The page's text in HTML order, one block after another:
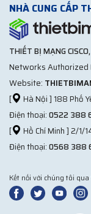
trong thiết kế với
tốc độ 40GbE SFP
trong nền tảng một
Juniper EX4600
nối với các thiết bị
máy chủ và các
EX4600Series
định và 4 cổng
để hỗ trợ 1GbE hỗn
NHÀ CUNG CẤP
THIẾT BỊ MẠNG
Networks Authorized
Website:
[
Hà Nội ] 188 Phố
Điện thoại:0522 388
[
Hồ Chí Minh ] 2/1/
Điện thoại:0568 388
Kết nối với chúng tôi qua